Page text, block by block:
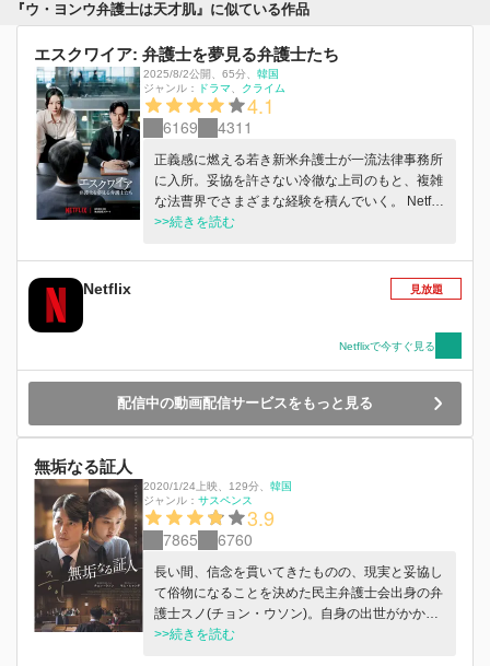
『ウ・ヨンウ弁護士は天才肌』に似ている作品
エスクワイア: 弁護士を夢見る弁護士たち
2025/8/2公開 65分
韓国
ジャンル：
ドラマ クライム
4.1
6169 4311
正義感に燃える若き新米弁護士が一流法律事務所
に入所。妥協を許さない冷徹な上司のもと、複雑
な法曹界でさまざまな経験を積んでいく。 Netflix
で2025年8月2日より配信中
>>続きを読む
Netflix 見放題
Netflixで今すぐ見る
配信中の動画配信サービスをもっと見る
無垢なる証人
2020/1/24上映 129分
韓国
ジャンル： サスペンス
3.9
7865 6760
長い間、信念を貫いてきたものの、現実と妥協し
て俗物になることを決めた民主弁護士会出身の弁
護士スノ(チョン・ウソン)。自身の出世がかかっ
た殺人事件の弁護士に指定されると容疑者の無罪
>>続きを読む